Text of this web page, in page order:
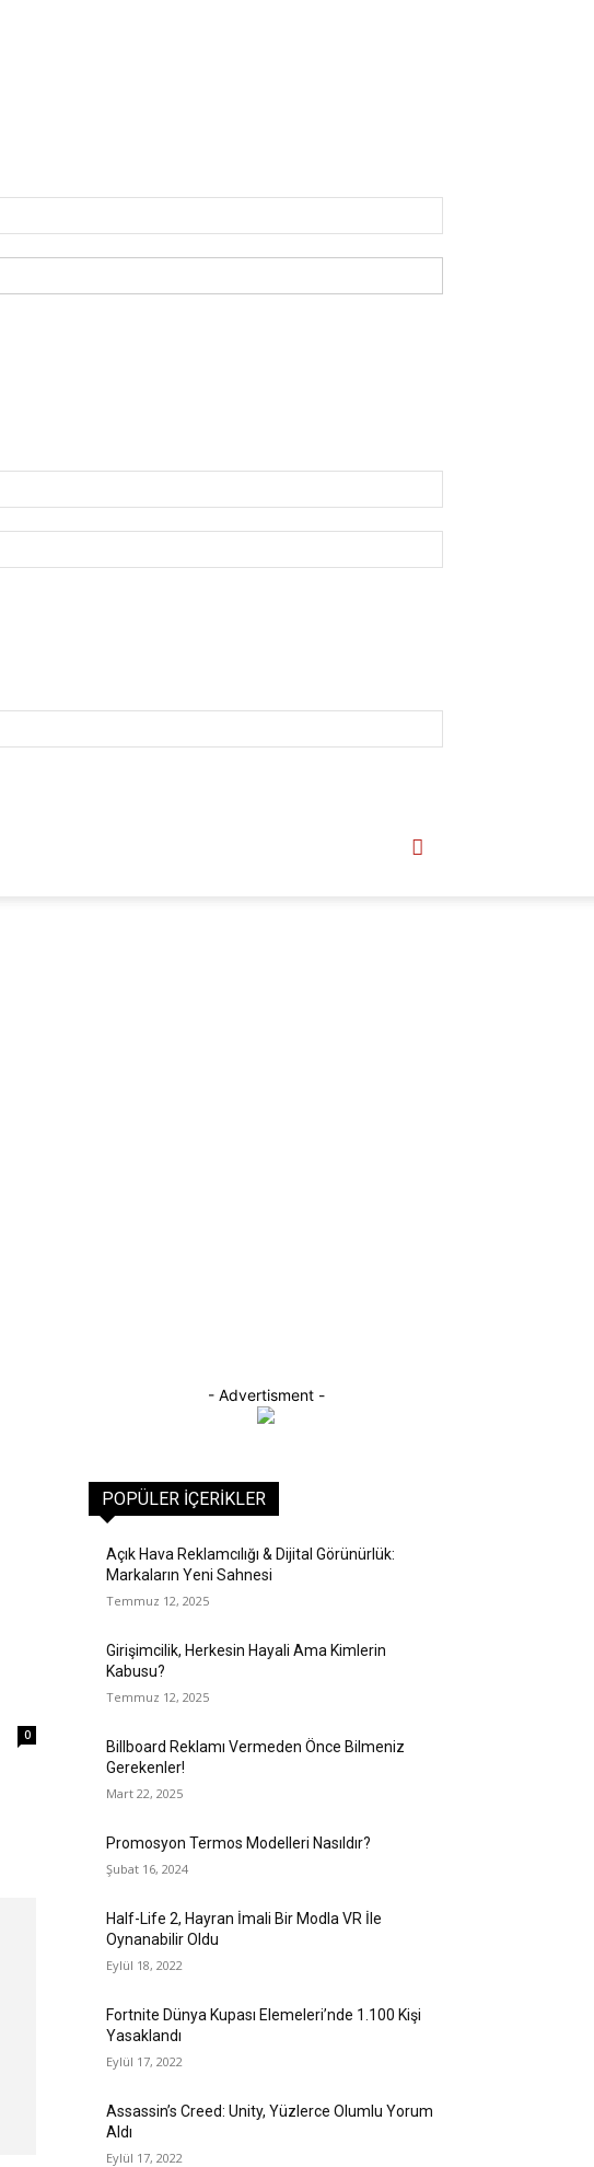
0
- Advertisment -
POPÜLER İÇERIKLER
Açık Hava Reklamcılığı & Dijital Görünürlük:
Markaların Yeni Sahnesi
Temmuz 12, 2025
Girişimcilik, Herkesin Hayali Ama Kimlerin
Kabusu?
Temmuz 12, 2025
Billboard Reklamı Vermeden Önce Bilmeniz
Gerekenler!
Mart 22, 2025
Promosyon Termos Modelleri Nasıldır?
Şubat 16, 2024
Half-Life 2, Hayran İmali Bir Modla VR İle
Oynanabilir Oldu
Eylül 18, 2022
Fortnite Dünya Kupası Elemeleri’nde 1.100 Kişi
Yasaklandı
Eylül 17, 2022
Assassin’s Creed: Unity, Yüzlerce Olumlu Yorum
Aldı
Eylül 17, 2022